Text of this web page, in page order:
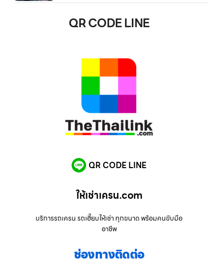
QR CODE LINE
QR CODE LINE
ให้เช่าเครน.com
บริการรถเครน รถเฮี๊ยบให้เช่า ทุกขนาด พร้อมคนขับมือ
อาชีพ
ช่องทางติดต่อ